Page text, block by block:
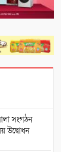
সংগঠন
উদ্বোধন